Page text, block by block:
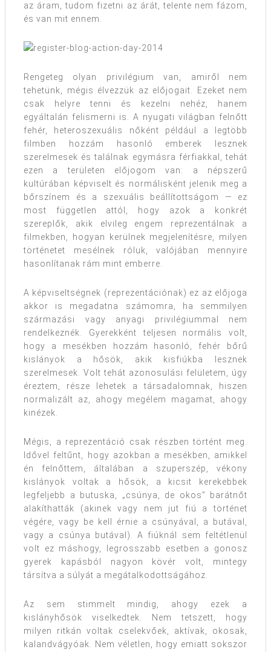
az áram, tudom fizetni az árát, telente nem fázom,
és van mit ennem.
Rengeteg olyan privilégium van, amiről nem
tehetünk, mégis élvezzük az előjogait. Ezeket nem
csak helyre tenni és kezelni nehéz, hanem
egyáltalán felismerni is. A nyugati világban felnőtt
fehér, heteroszexuális nőként például a legtöbb
filmben hozzám hasonló emberek lesznek
szerelmesek és találnak egymásra férfiakkal, tehát
ezen a területen előjogom van: a népszerű
kultúrában képviselt és normálisként jelenik meg a
bőrszínem és a szexuális beállítottságom — ez
most független attól, hogy azok a konkrét
szereplők, akik elvileg engem reprezentálnak a
filmekben, hogyan kerülnek megjelenítésre, milyen
történetet mesélnek róluk, valójában mennyire
hasonlítanak rám mint emberre.
A képviseltségnek (reprezentációnak) ez az előjoga
akkor is megadatna számomra, ha semmilyen
származási vagy anyagi privilégiummal nem
rendelkeznék. Gyerekként teljesen normális volt,
hogy a mesékben hozzám hasonló, fehér bőrű
kislányok a hősök, akik kisfiúkba lesznek
szerelmesek. Volt tehát azonosulási felületem, úgy
éreztem, része lehetek a társadalomnak, hiszen
normalizált az, ahogy megélem magamat, ahogy
kinézek.
Mégis, a reprezentáció csak részben történt meg.
Idővel feltűnt, hogy azokban a mesékben, amikkel
én felnőttem, általában a szuperszép, vékony
kislányok voltak a hősök, a kicsit kerekebbek
legfeljebb a butuska, „csúnya, de okos” barátnőt
alakíthatták (akinek vagy nem jut fiú a történet
végére, vagy be kell érnie a csúnyával, a butával,
vagy a csúnya butával). A fiúknál sem feltétlenül
volt ez máshogy, legrosszabb esetben a gonosz
gyerek kapásból nagyon kövér volt, mintegy
társítva a súlyát a megátalkodottságához.
Az sem stimmelt mindig, ahogy ezek a
kislányhősök viselkedtek. Nem tetszett, hogy
milyen ritkán voltak cselekvőek, aktívak, okosak,
kalandvágyóak. Nem véletlen, hogy emiatt sokszor